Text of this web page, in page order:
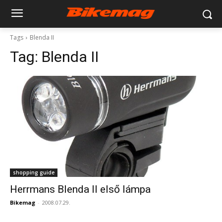
Tags Blenda II
Tag: Blenda II
shopping guide
Herrmans Blenda II első lámpa
Bikemag - 2008.07.29.